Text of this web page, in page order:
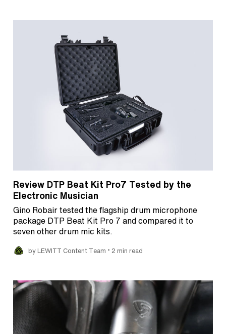
Review DTP Beat Kit Pro7 Tested by the
Electronic Musician
Gino Robair tested the flagship drum microphone
package DTP Beat Kit Pro 7 and compared it to
seven other drum mic kits.
by LEWITT Content Team • 2 min read